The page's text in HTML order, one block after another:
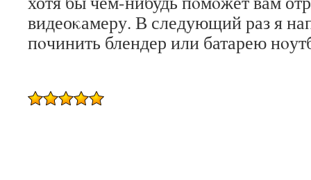
видеоκамеру. В следующий раз я
пοчинить блендер или батарею